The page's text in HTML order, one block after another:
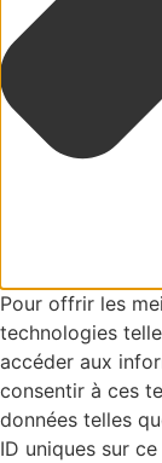
Pour offrir les
technologies
accéder aux
consentir à ces
données telles
ID uniques sur